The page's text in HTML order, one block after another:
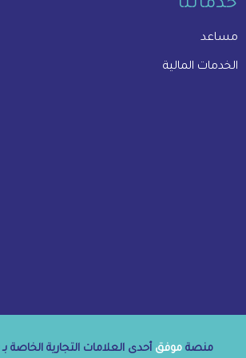
خدماتنا
مساعد
الخدمات المالية
منصة موفق أحدى العلامات التجارية الخاصة بـ